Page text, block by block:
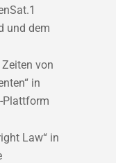
und dem
Zeiten von
in
Plattform
Law“ in